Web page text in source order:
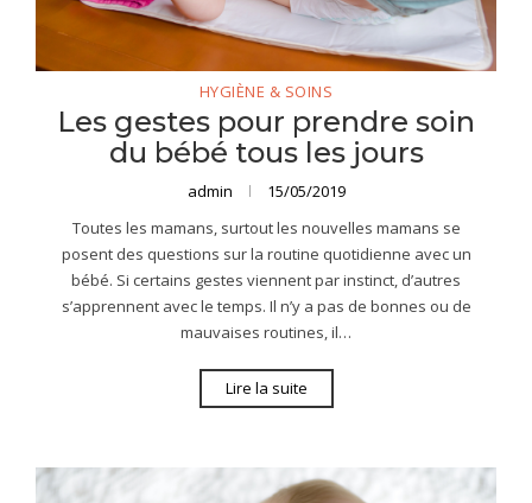
HYGIÈNE & SOINS
Les gestes pour prendre soin
du bébé tous les jours
admin
15/05/2019
Toutes les mamans, surtout les nouvelles mamans se
posent des questions sur la routine quotidienne avec un
bébé. Si certains gestes viennent par instinct, d’autres
s’apprennent avec le temps. Il n’y a pas de bonnes ou de
mauvaises routines, il…
Lire la suite